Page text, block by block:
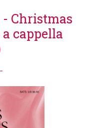
Christmas
cappella